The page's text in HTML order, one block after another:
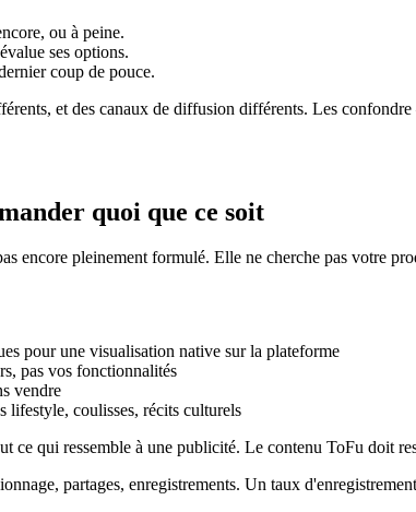
ou à peine.
ses options.
coup de pouce.
et des canaux de diffusion différents. Les
quoi que ce soit
encore pleinement formulé. Elle ne cherche pas votre
pour une visualisation native sur la plateforme
pas vos fonctionnalités
vendre
lifestyle, coulisses, récits culturels
ce qui ressemble à une publicité. Le contenu ToFu doit
partages, enregistrements. Un taux